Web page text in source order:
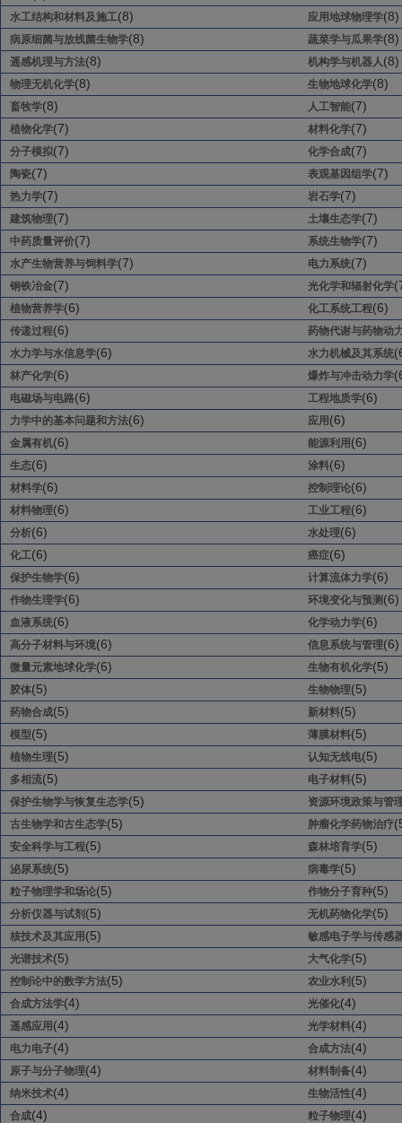
水工结构和材料及施工(8) 应用地球物理学(8)
病原细菌与放线菌生物学(8) 蔬菜学与瓜果学(8)
遥感机理与方法(8) 机构学与机器人(8)
物理无机化学(8) 生物地球化学(8)
畜牧学(8) 人工智能(7)
植物化学(7) 材料化学(7)
分子模拟(7) 化学合成(7)
陶瓷(7) 表观基因组学(7)
热力学(7) 岩石学(7)
建筑物理(7) 土壤生态学(7)
中药质量评价(7) 系统生物学(7)
水产生物营养与饲料学(7) 电力系统(7)
钢铁冶金(7) 光化学和辐射化学
植物营养学(6) 化工系统工程(6)
传递过程(6)
药物代谢与药物动
水力学与水信息学(6) 水力机械及其系统
林产化学(6) 爆炸与冲击动力学
电磁场与电路(6) 工程地质学(6)
力学中的基本问题和方法(6) 应用 (6)
金属有机(6) 能源利用 (6)
生态(6) 涂料(6)
材料学(6) 控制理论(6)
材料物理(6) 工业工程(6)
分析(6) 水处理(6)
化工(6) 癌症(6)
保护生物学(6) 计算流体力学(6)
作物生理学(6) 环境变化与预测 (6)
血液系统(6) 化学动力学(6)
高分子材料与环境(6) 信息系统与管理(6)
微量元素地球化学(6) 生物有机化学(5)
胶体(5) 生物物理(5)
药物合成(5) 新材料(5)
模型(5) 薄膜材料(5)
植物生理(5) 认知无线电(5)
多相流(5) 电子材料(5)
保护生物学与恢复生态学(5)
资源环境政策与管
古生物学和古生态学(5) 肿瘤化学药物治疗
安全科学与工程(5) 森林培育学(5)
泌尿系统(5) 病毒学(5)
粒子物理学和场论(5) 作物分子育种(5)
分析仪器与试剂 (5) 无机药物化学(5)
核技术及其应用 (5)
敏感电子学与传感
光谱技术(5) 大气化学(5)
控制论中的数学方法(5) 农业水利 (5)
合成方法学(4) 光催化(4)
遥感应用 (4) 光学材料(4)
电力电子(4) 合成方法(4)
原子与分子物理(4) 材料制备(4)
纳米技术(4) 生物活性(4)
合成(4) 粒子物理(4)